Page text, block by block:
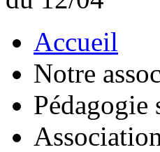
Accueil
Notre
Pédagogie